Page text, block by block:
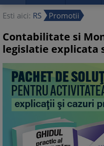
Esti aici: RS Promotii
Contabilitate si
legislatie explicata